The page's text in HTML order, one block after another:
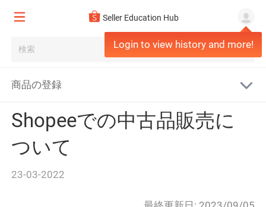
Seller Education Hub
Login to view history and more!
商品の登録
システム・ポリシーに関するお知らせ
【台湾】日韓セラー様向けニュースレター
出店・初期設定ガイド
出店に関するFAQ
eKYC
出店ステップを確認する
Shopee日本越境サービス
セラーセンターについて
セラー教育プログラムについて
アカウントヘルスの確認
ペナルティについて
出品について
商品の登録
Shopeeでの中古品販売に
ついて
23-03-2022